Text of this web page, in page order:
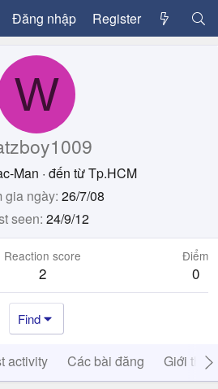
Đăng nhập Register
W
Man · đến từTp.HCM
gia ngày 26/7/08
seen 24/9/12
Reaction score
2
Điểm
0
Find
activity Các bài đăng Giới thiệu